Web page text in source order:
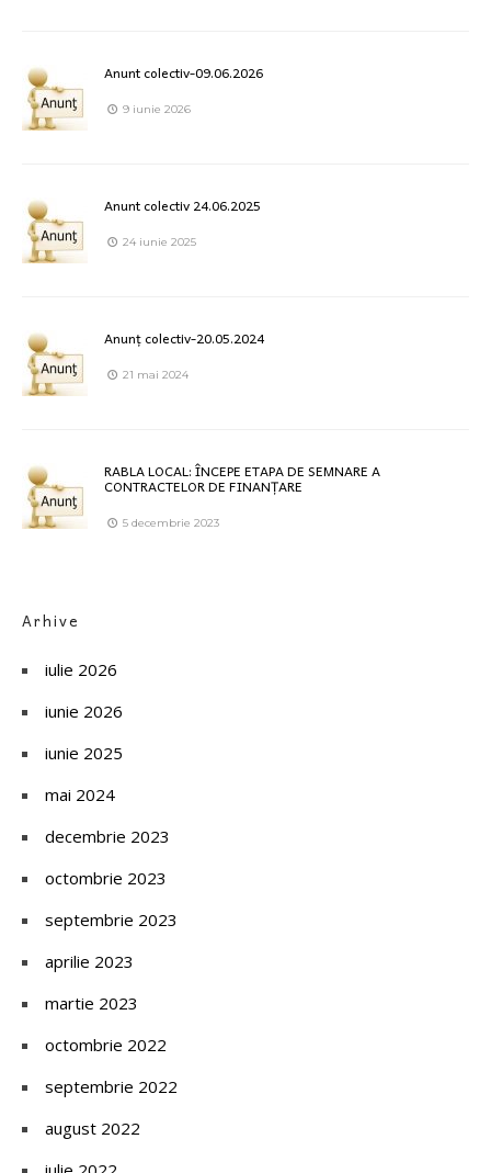
Anunt colectiv-09.06.2026
9 iunie 2026
Anunt colectiv 24.06.2025
24 iunie 2025
Anunț colectiv-20.05.2024
21 mai 2024
RABLA LOCAL: ÎNCEPE ETAPA DE SEMNARE A
CONTRACTELOR DE FINANȚARE
5 decembrie 2023
Arhive
iulie 2026
iunie 2026
iunie 2025
mai 2024
decembrie 2023
octombrie 2023
septembrie 2023
aprilie 2023
martie 2023
octombrie 2022
septembrie 2022
august 2022